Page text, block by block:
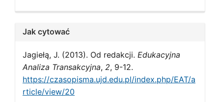
Jak cytować
Jagiełą, J. (2013). Od redakcji. Edukacyjna
Analiza Transakcyjna, 2, 9-12.
https://czasopisma.ujd.edu.pl/index.php/EAT/a
rticle/view/20